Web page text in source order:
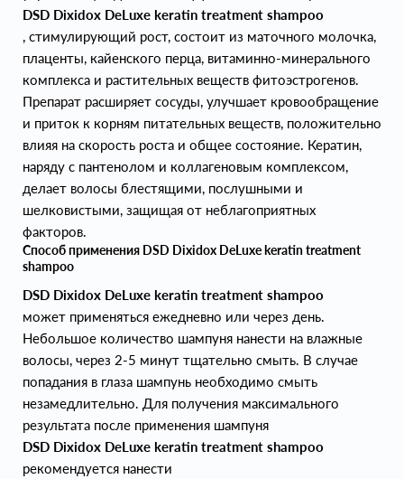
DSD Dixidox DeLuxe keratin treatment shampoo
, стимулирующий рост, состоит из маточного молочка,
плаценты, кайенского перца, витаминно-минерального
комплекса и растительных веществ фитоэстрогенов.
Препарат расширяет сосуды, улучшает кровообращение
и приток к корням питательных веществ, положительно
влияя на скорость роста и общее состояние. Кератин,
наряду с пантенолом и коллагеновым комплексом,
делает волосы блестящими, послушными и
шелковистыми, защищая от неблагоприятных
факторов.
Способ применения DSD Dixidox DeLuxe keratin treatment
shampoo
DSD Dixidox DeLuxe keratin treatment shampoo
может применяться ежедневно или через день.
Небольшое количество шампуня нанести на влажные
волосы, через 2-5 минут тщательно смыть. В случае
попадания в глаза шампунь необходимо смыть
незамедлительно. Для получения максимального
результата после применения шампуня
DSD Dixidox DeLuxe keratin treatment shampoo
рекомендуется нанести